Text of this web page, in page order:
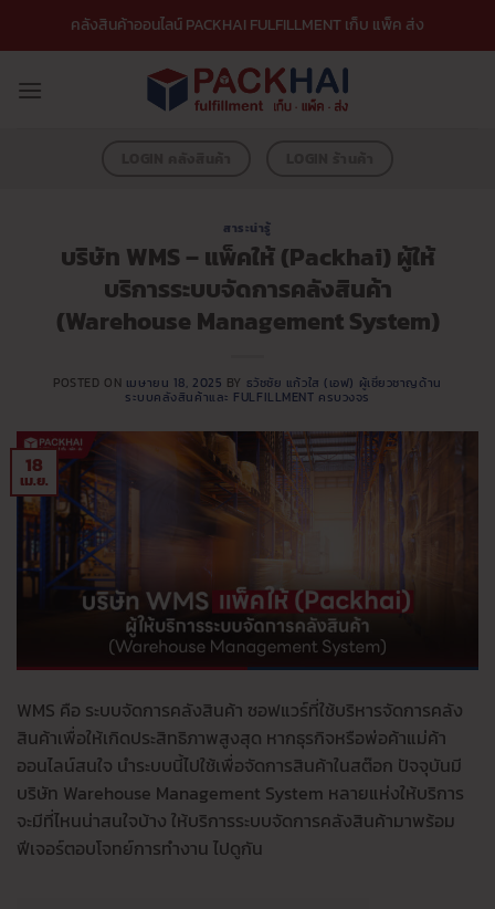
เนื้อหา
คลังสินค้าออนไลน์ PACKHAI FULFILLMENT เก็บ แพ็ค ส่ง
สาระน่ารู้
บริษัท WMS – แพ็คให้ (Packhai) ผู้ให้
บริการระบบจัดการคลังสินค้า
(Warehouse Management System)
POSTED ON เมษายน 18, 2025 BY ธวัชชัย แก้วใส (เอฟ) ผู้เชี่ยวชาญด้าน
ระบบคลังสินค้าและ FULFILLMENT ครบวงจร
18
เม.ย.
WMS คือ ระบบจัดการคลังสินค้า ซอฟแวร์ที่ใช้บริหารจัดการคลัง
สินค้าเพื่อให้เกิดประสิทธิภาพสูงสุด หากธุรกิจหรือพ่อค้าแม่ค้า
ออนไลน์สนใจ นำระบบนี้ไปใช้เพื่อจัดการสินค้าในสต๊อก ปัจจุบันมี
บริษัท Warehouse Management System หลายแห่งให้บริการ
จะมีที่ไหนน่าสนใจบ้าง ให้บริการระบบจัดการคลังสินค้ามาพร้อม
ฟีเจอร์ตอบโจทย์การทำงาน ไปดูกัน